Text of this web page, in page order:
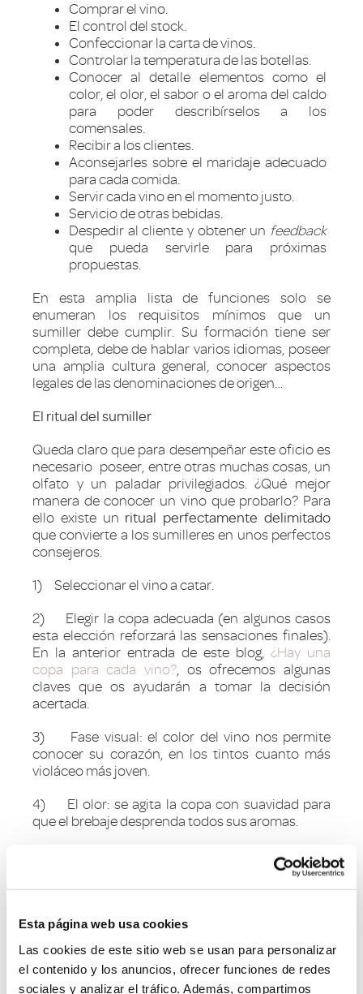
Esta página web usa cookies
Las cookies de este sitio web se usan para personalizar
el contenido y los anuncios, ofrecer funciones de redes
sociales y analizar el tráfico. Además, compartimos
Comprar el vino.
El control del stock.
Confeccionar la carta de vinos.
Controlar la temperatura de las botellas.
Conocer al detalle elementos como el
color, el olor, el sabor o el aroma del caldo
para poder describírselos a los
comensales.
Recibir a los clientes.
Aconsejarles sobre el maridaje adecuado
para cada comida.
Servir cada vino en el momento justo.
Servicio de otras bebidas.
Despedir al cliente y obtener un feedback
que pueda servirle para próximas
propuestas.
En esta amplia lista de funciones solo se
enumeran los requisitos mínimos que un
sumiller debe cumplir. Su formación tiene ser
completa, debe de hablar varios idiomas, poseer
una amplia cultura general, conocer aspectos
legales de las denominaciones de origen…
El ritual del sumiller
Queda claro que para desempeñar este oficio es
necesario poseer, entre otras muchas cosas, un
olfato y un paladar privilegiados. ¿Qué mejor
manera de conocer un vino que probarlo? Para
ello existe un ritual perfectamente delimitado
que convierte a los sumilleres en unos perfectos
consejeros.
1) Seleccionar el vino a catar.
2) Elegir la copa adecuada (en algunos casos
esta elección reforzará las sensaciones finales).
En la anterior entrada de este blog, ¿Hay una
copa para cada vino?, os ofrecemos algunas
claves que os ayudarán a tomar la decisión
acertada.
3) Fase visual: el color del vino nos permite
conocer su corazón, en los tintos cuanto más
violáceo más joven.
4) El olor: se agita la copa con suavidad para
que el brebaje desprenda todos sus aromas.
5) El sabor: poseer un paladar exquisito
permitirá apreciar todos eses matices que se
intuían a través del olor.
¿Qué le diferencia de un enólogo?
Existe un error muy generalizado
que es el de no
diferenciar entre enólogo y sumiller, cuando sus